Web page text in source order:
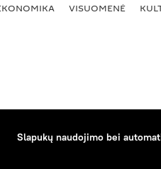
VISUOMENĖ
Slapukų naudojimo bei